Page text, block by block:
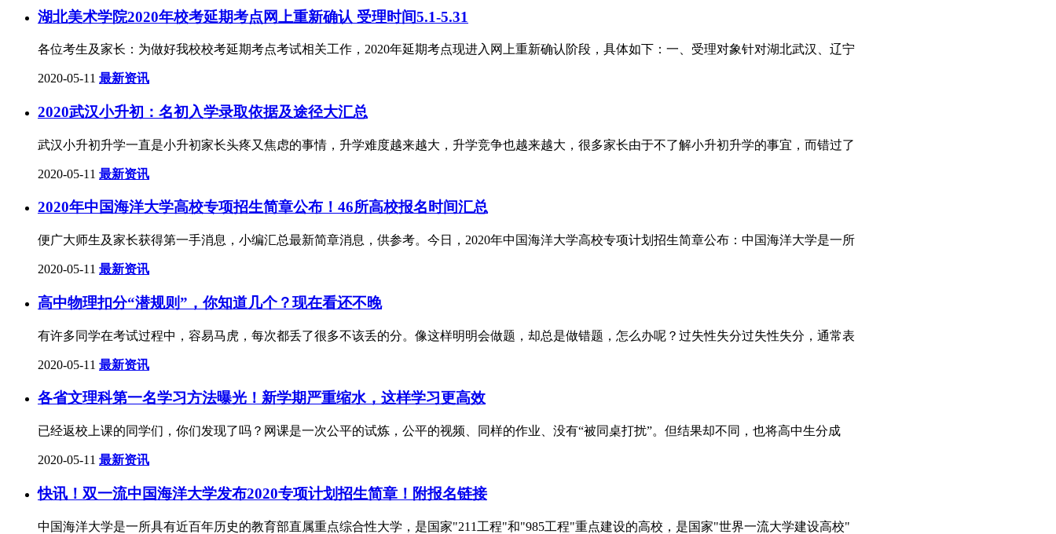
湖北美术学院2020年校考延期考点网上重新确认 受理时间5.1-5.31
各位考生及家长：为做好我校校考延期考点考试相关工作，2020年延期考点现进入网上重新确认阶段，具体如下：一、受理对象针对湖北武汉、辽宁
2020-05-11 最新资讯
2020武汉小升初：名初入学录取依据及途径大汇总
武汉小升初升学一直是小升初家长头疼又焦虑的事情，升学难度越来越大，升学竞争也越来越大，很多家长由于不了解小升初升学的事宜，而错过了
2020-05-11 最新资讯
2020年中国海洋大学高校专项招生简章公布！46所高校报名时间汇总
便广大师生及家长获得第一手消息，小编汇总最新简章消息，供参考。今日，2020年中国海洋大学高校专项计划招生简章公布：中国海洋大学是一所
2020-05-11 最新资讯
高中物理扣分“潜规则”，你知道几个？现在看还不晚
有许多同学在考试过程中，容易马虎，每次都丢了很多不该丢的分。像这样明明会做题，却总是做错题，怎么办呢？过失性失分过失性失分，通常表
2020-05-11 最新资讯
各省文理科第一名学习方法曝光！新学期严重缩水，这样学习更高效
已经返校上课的同学们，你们发现了吗？网课是一次公平的试炼，公平的视频、同样的作业、没有“被同桌打扰”。但结果却不同，也将高中生分成
2020-05-11 最新资讯
快讯！双一流中国海洋大学发布2020专项计划招生简章！附报名链接
中国海洋大学是一所具有近百年历史的教育部直属重点综合性大学，是国家"211工程"和"985工程"重点建设的高校，是国家"世界一流大学建设高校"